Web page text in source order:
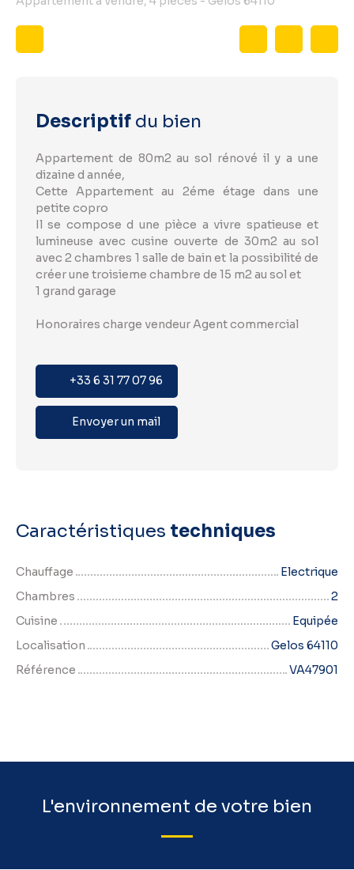
Descriptif du bien
Appartement de 80m2 au sol rénové il y a une
dizaine d année,
Cette Appartement au 2éme étage dans une
petite copro
Il se compose d une pièce a vivre spatieuse et
lumineuse avec cusine ouverte de 30m2 au sol
avec 2 chambres 1 salle de bain et la possibilité de
créer une troisieme chambre de 15 m2 au sol et
1 grand garage
Honoraires charge vendeur Agent commercial
+33 6 31 77 07 96
Envoyer un mail
Caractéristiques techniques
Chauffage
Electrique
Chambres
2
Cuisine
Equipée
Localisation
Gelos 64110
Référence
VA47901
L'environnement de votre bien